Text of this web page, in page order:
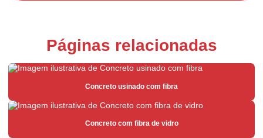
Aluguel de empilhadeira com suporte técnico
Aluguel de empilhadeira valor
Argamassa para área externa
Argamassa para área interna
Páginas relacionadas
Concreto usinado com fibra
Concreto com fibra de vidro